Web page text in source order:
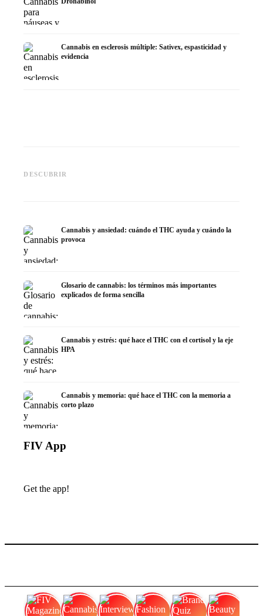
Cannabis en esclerosis múltiple: Sativex, espasticidad y
evidencia
DESCUBRIR
la investigación
Cannabis y ansiedad: cuándo el THC ayuda y cuándo la
provoca
Glosario de cannabis: los términos más importantes
explicados de forma sencilla
Cannabis y estrés: qué hace el THC con el cortisol y la eje
HPA
Cannabis y memoria: qué hace el THC con la memoria a
corto plazo
FIV App
Get the app!